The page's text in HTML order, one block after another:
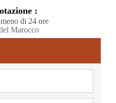
:
di 24 ore
Marocco